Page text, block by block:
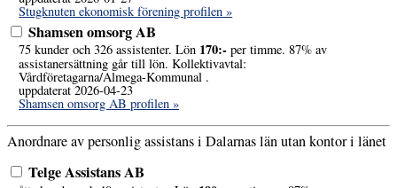
Stugknuten ekonomisk förening profilen »
Shamsen omsorg AB
75 kunder och 326 assistenter. Lön 170:- per timme. 87% av
assistanersättning går till lön. Kollektivavtal:
Vårdföretagarna/Almega-Kommunal .
uppdaterat 2026-04-23
Shamsen omsorg AB profilen »
Anordnare av personlig assistans i Dalarnas län utan kontor i länet
Telge Assistans AB